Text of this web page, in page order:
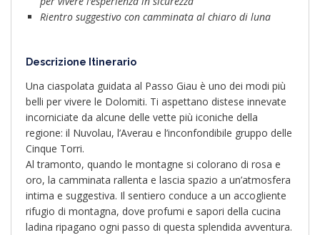
Rientro suggestivo con camminata al chiaro di luna
Descrizione Itinerario
Una ciaspolata guidata al Passo Giau è uno dei modi più
belli per vivere le Dolomiti. Ti aspettano distese innevate
incorniciate da alcune delle vette più iconiche della
regione: il Nuvolau, l’Averau e l’inconfondibile gruppo delle
Cinque Torri.
Al tramonto, quando le montagne si colorano di rosa e
oro, la camminata rallenta e lascia spazio a un’atmosfera
intima e suggestiva. Il sentiero conduce a un accogliente
rifugio di montagna, dove profumi e sapori della cucina
ladina ripagano ogni passo di questa splendida avventura.